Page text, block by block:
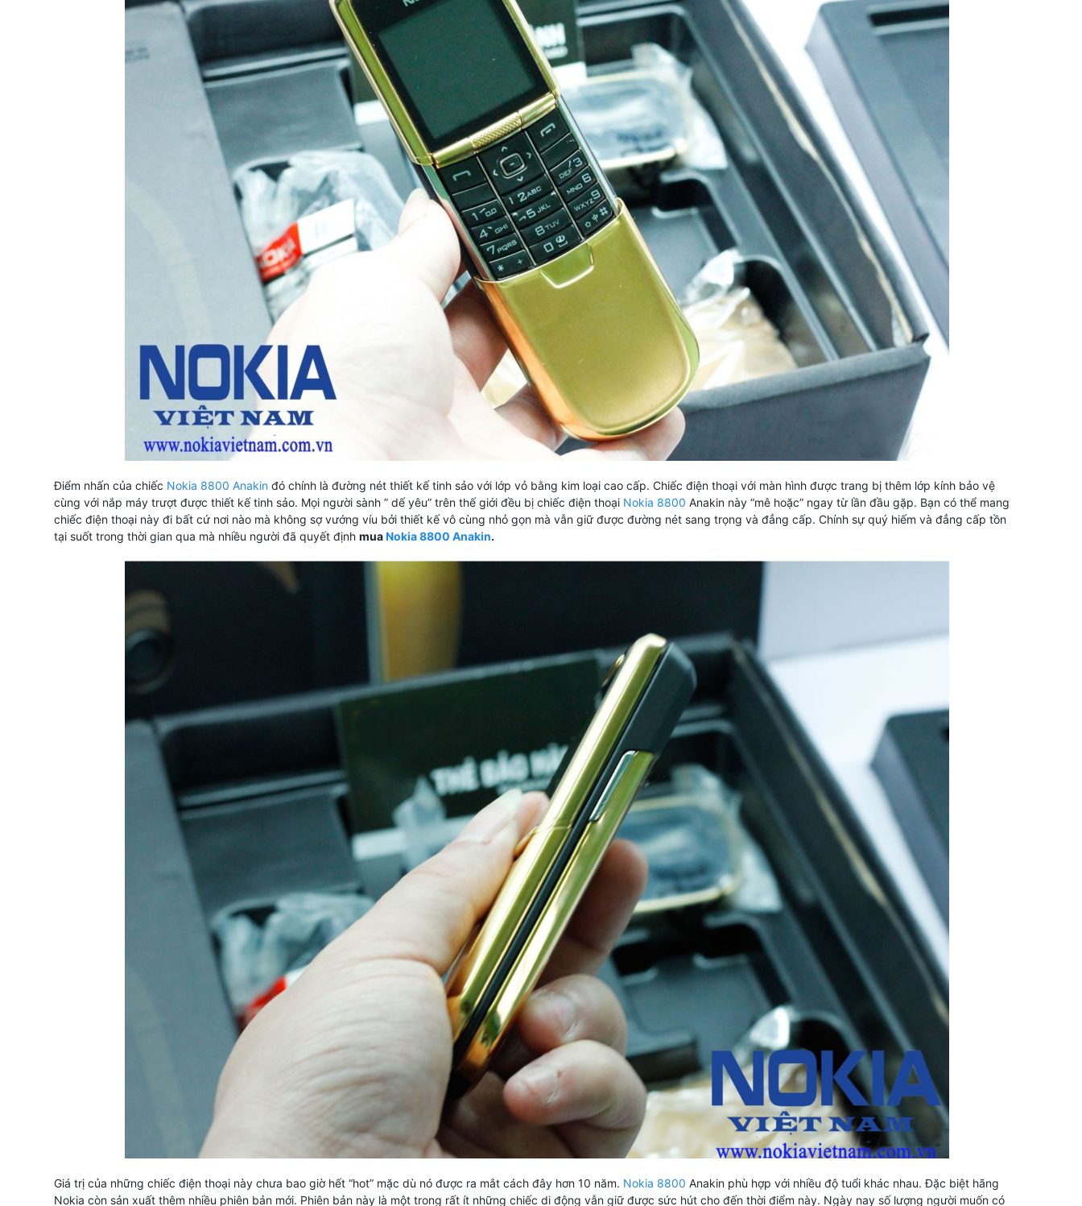
Điểm nhấn của chiếc Nokia 8800 Anakin đó chính là đường nét thiết kế tinh sảo với lớp vỏ bằng kim loại cao cấp. Chiếc điện thoại với màn hình được trang bị thêm lớp kính bảo vệ
cùng với nắp máy trượt được thiết kế tinh sảo. Mọi người sành ” dế yêu” trên thế giới đều bị chiếc điện thoại Nokia 8800 Anakin này “mê hoặc” ngay từ lần đầu gặp. Bạn có thể mang
chiếc điện thoại này đi bất cứ nơi nào mà không sợ vướng víu bởi thiết kế vô cùng nhỏ gọn mà vẫn giữ được đường nét sang trọng và đẳng cấp. Chính sự quý hiếm và đẳng cấp tồn
tại suốt trong thời gian qua mà nhiều người đã quyết định muaNokia 8800 Anakin.
Giá trị của những chiếc điện thoại này chưa bao giờ hết “hot” mặc dù nó được ra mắt cách đây hơn 10 năm. Nokia 8800 Anakin phù hợp với nhiều độ tuổi khác nhau. Đặc biệt hãng
Nokia còn sản xuất thêm nhiều phiên bản mới. Phiên bản này là một trong rất ít những chiếc di động vẫn giữ được sức hút cho đến thời điểm này. Ngày nay số lượng người muốn có